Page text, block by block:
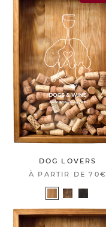
DOG LOVERS
À PARTIR DE70€